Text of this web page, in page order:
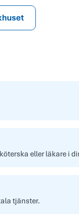
eller läkare i
tjänster.